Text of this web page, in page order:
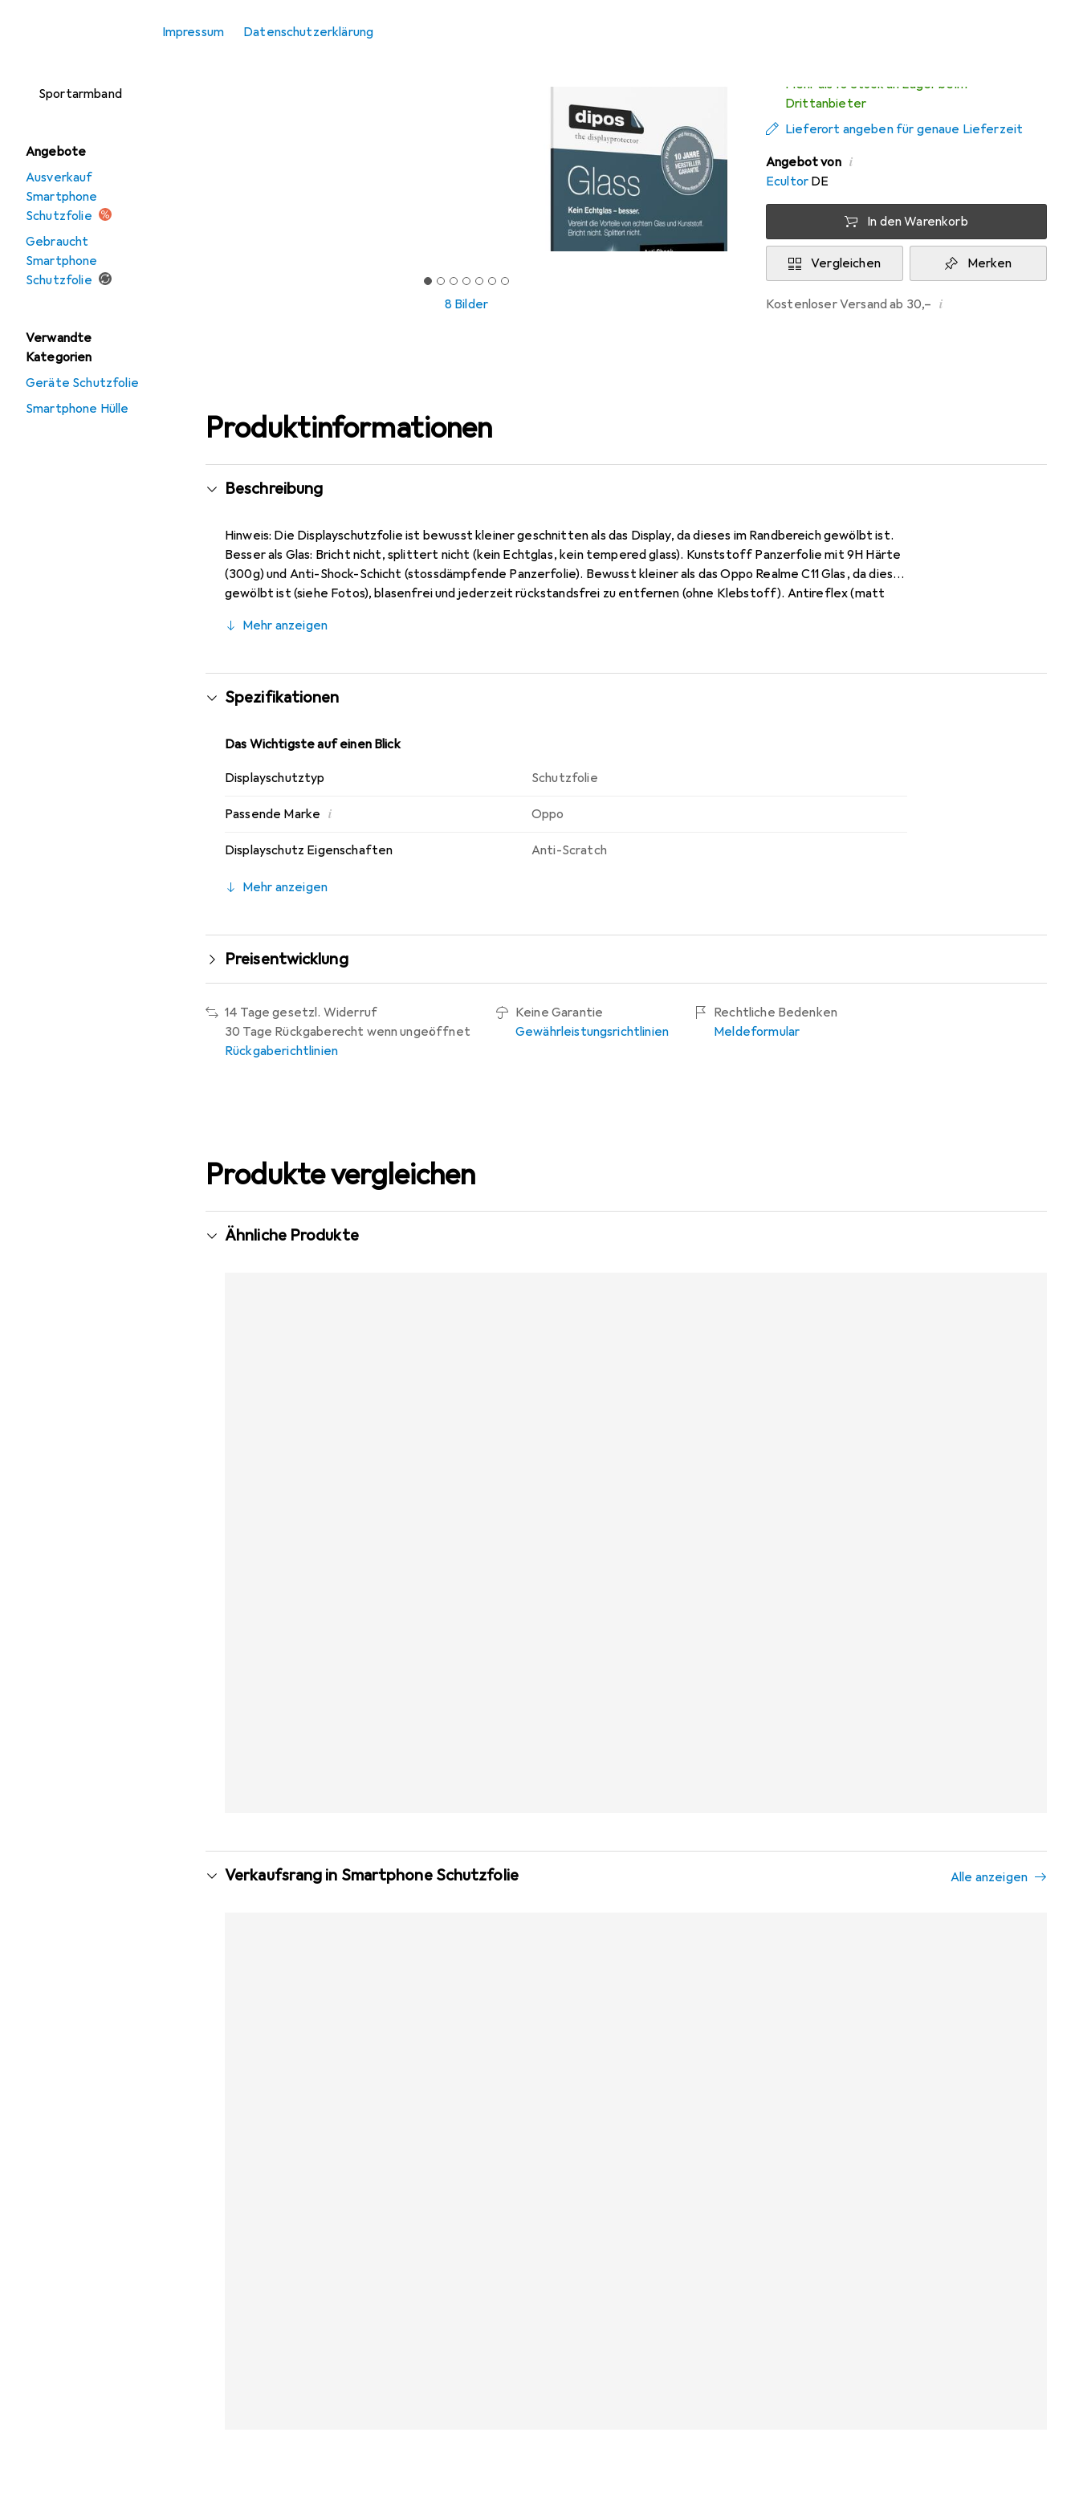
Impressum Datenschutzerklärung
Sportarmband
Angebote
Ausverkauf
Smartphone
Schutzfolie
Gebraucht
Smartphone
Schutzfolie
Verwandte
Kategorien
Geräte Schutzfolie
Smartphone Hülle
8 Bilder
Mehr als 10 Stück an Lager beim
Drittanbieter
Lieferort angeben für genaue Lieferzeit
Angebot von i
Ecultor DE
In den Warenkorb
Vergleichen Merken
Kostenloser Versand ab 30,– i
Produktinformationen
Beschreibung
Hinweis: Die Displayschutzfolie ist bewusst kleiner geschnitten als das Display, da dieses im Randbereich gewölbt ist.
Besser als Glas: Bricht nicht, splittert nicht (kein Echtglas, kein tempered glass). Kunststoff Panzerfolie mit 9H Härte
(300g) und Anti-Shock-Schicht (stossdämpfende Panzerfolie). Bewusst kleiner als das Oppo Realme C11 Glas, da dieses
gewölbt ist (siehe Fotos), blasenfrei und jederzeit rückstandsfrei zu entfernen (ohne Klebstoff). Antireflex (matt
Markenprodukt made in Germany.
Mehr anzeigen
Spezifikationen
Das Wichtigste auf einen Blick
Displayschutztyp Schutzfolie
Passende Marke i Oppo
Displayschutz Eigenschaften Anti-Scratch
Mehr anzeigen
Preisentwicklung
14 Tage gesetzl. Widerruf
30 Tage Rückgaberecht wenn ungeöffnet
Rückgaberichtlinien
Keine Garantie
Gewährleistungsrichtlinien
Rechtliche Bedenken
Meldeformular
Produkte vergleichen
Ähnliche Produkte
Verkaufsrang in Smartphone Schutzfolie Alle anzeigen